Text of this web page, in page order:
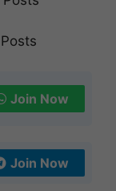
Join Now
Join Now